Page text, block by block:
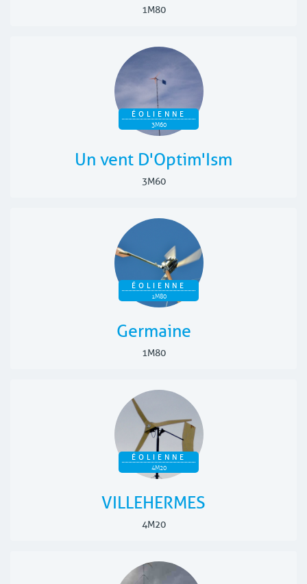
1M80
ÉOLIENNE
3M60
Un vent D'Optim'Ism
3M60
ÉOLIENNE
1M80
Germaine
1M80
ÉOLIENNE
4M20
VILLEHERMES
4M20